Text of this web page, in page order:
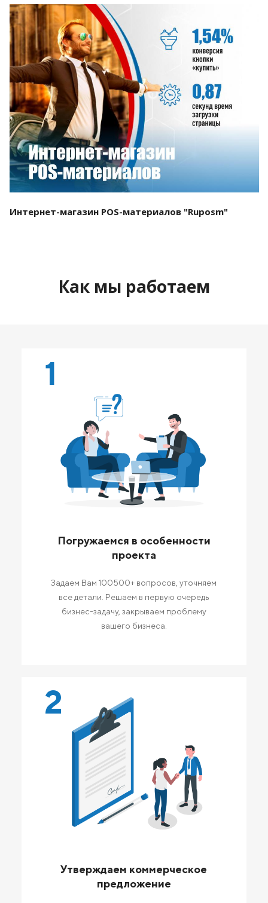
Смотреть проект
Интернет-магазин POS-материалов "Ruposm"
Как мы работаем
1
Погружаемся в особенности
проекта
Задаем Вам 100500+ вопросов, уточняем
все детали. Решаем в первую очередь
бизнес-задачу, закрываем проблему
вашего бизнеса.
2
Утверждаем коммерческое
предложение